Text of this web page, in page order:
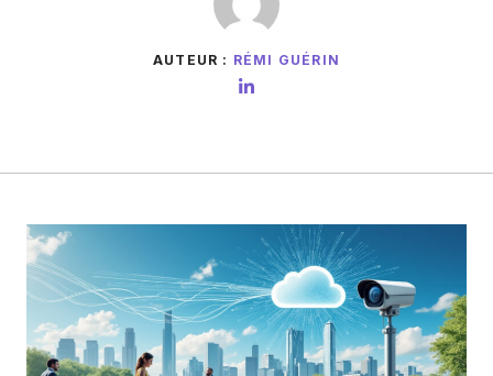
AUTEUR : RÉMI GUÉRIN